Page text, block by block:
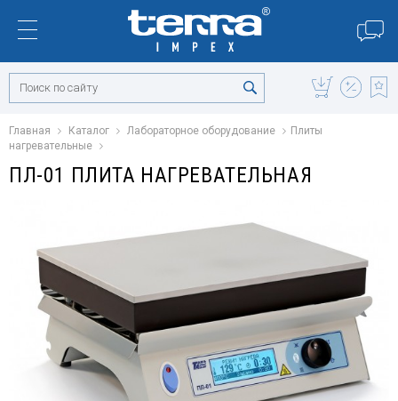
Главная Каталог Лабораторное оборудование
Плиты
нагревательные
ПЛ-01 ПЛИТА НАГРЕВАТЕЛЬНАЯ